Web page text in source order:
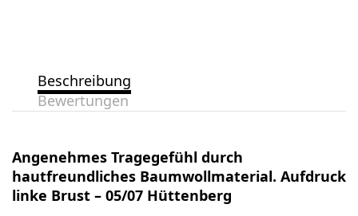
Beschreibung
Bewertungen
Angenehmes Tragegefühl durch
hautfreundliches Baumwollmaterial. Aufdruck
linke Brust – 05/07 Hüttenberg